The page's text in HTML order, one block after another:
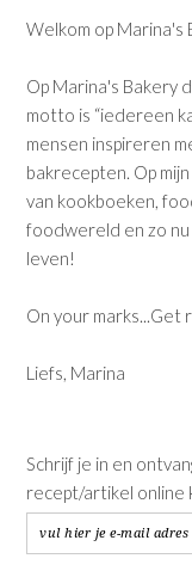
Welkom op Marina's
Op Marina's Bakery
motto is “iedereen
mensen inspireren
bakrecepten. Op
van kookboeken,
foodwereld en zo nu
leven!
On your marks...Get
Liefs, Marina
Schrijf je in en
recept/artikel online
vul
hier